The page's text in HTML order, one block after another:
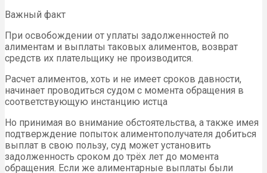
Важный факт
При освобождении от уплаты задолженностей по
алиментам и выплаты таковых алиментов, возврат
средств их плательщику не производится.
Расчет алиментов, хоть и не имеет сроков давности,
начинает проводиться судом с момента обращения в
соответствующую инстанцию истца
Но принимая во внимание обстоятельства, а также имея
подтверждение попыток алиментополучателя добиться
выплат в свою пользу, суд может установить
задолженность сроком до трёх лет до момента
обращения. Если же алиментарные выплаты были